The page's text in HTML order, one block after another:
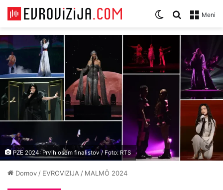
Meni
Iskanje za
Zamenjaj temo
PZE 2024: Prvih osem finalistov / Foto: RTS
Domov / EVROVIZIJA / MALMÖ 2024